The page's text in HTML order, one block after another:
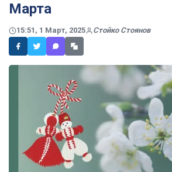
Марта
15:51, 1 Март, 2025 Стойко Стоянов